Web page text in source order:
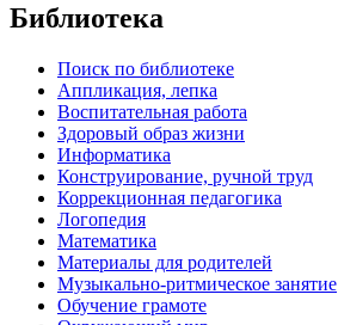
Библиотека
Поиск по библиотеке
Аппликация, лепка
Воспитательная работа
Здоровый образ жизни
Информатика
Конструирование, ручной труд
Коррекционная педагогика
Логопедия
Математика
Материалы для родителей
Музыкально-ритмическое занятие
Обучение грамоте